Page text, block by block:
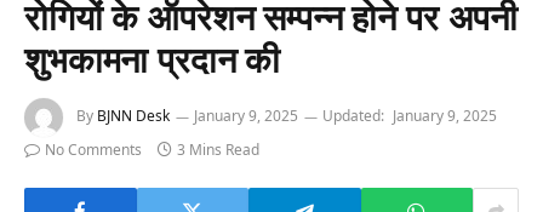
रोगियों के ऑपरेशन सम्पन्न होने पर अपनी
शुभकामना प्रदान की
By BJNN Desk January 9, 2025 Updated: January 9, 2025
No Comments
3 Mins Read